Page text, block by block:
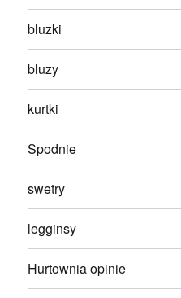
bluzki
bluzy
kurtki
Spodnie
swetry
legginsy
Hurtownia opinie